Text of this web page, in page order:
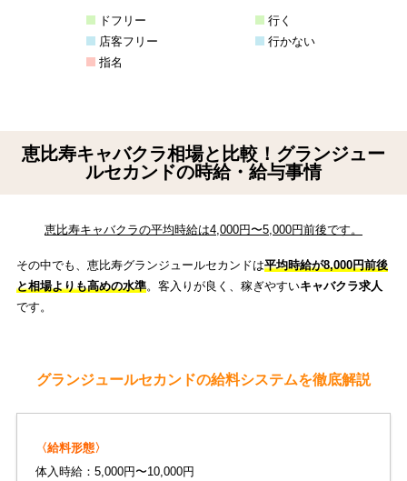
ドフリー
店客フリー
指名
行く
行かない
恵比寿キャバクラ相場と比較！グランジュー
ルセカンドの時給・給与事情
恵比寿キャバクラの平均時給は4,000円〜5,000円前後です。
その中でも、恵比寿グランジュールセカンドは平均時給が8,000円前後
と相場よりも高めの水準。客入りが良く、稼ぎやすいキャバクラ求人
です。
グランジュールセカンドの給料システムを徹底解説
〈給料形態〉
体入時給：5,000円〜10,000円